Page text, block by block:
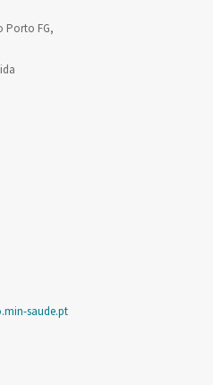
Porto FG,
saude.pt